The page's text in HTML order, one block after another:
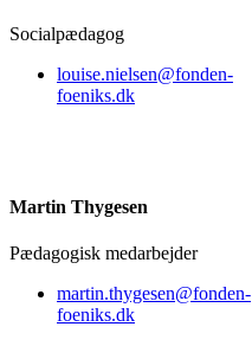
Socialpædagog
louise.nielsen@fonden-
foeniks.dk
Martin Thygesen
Pædagogisk medarbejder
martin.thygesen@fonden-
foeniks.dk